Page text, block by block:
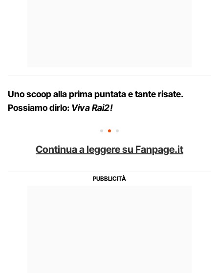
Uno scoop alla prima puntata e tante risate.
Possiamo dirlo: Viva Rai2!
Continua a leggere su Fanpage.it